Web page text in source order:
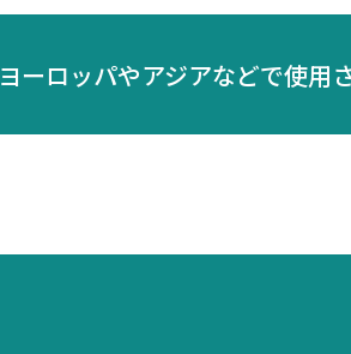
ヨーロッパやアジアなどで使用